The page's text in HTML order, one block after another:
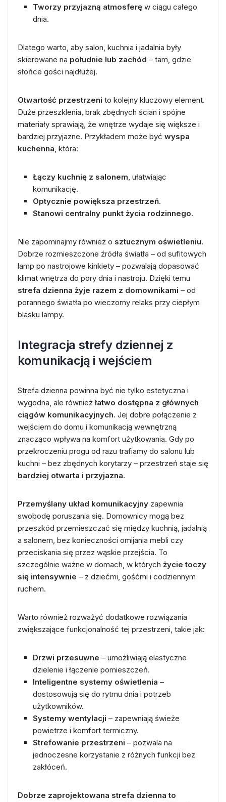
Tworzy przyjazną atmosferę w ciągu całego
dnia.
Dlatego warto, aby salon, kuchnia i jadalnia były
skierowane na południe lub zachód – tam, gdzie
słońce gości najdłużej.
Otwartość przestrzeni to kolejny kluczowy element.
Duże przeszklenia, brak zbędnych ścian i spójne
materiały sprawiają, że wnętrze wydaje się większe i
bardziej przyjazne. Przykładem może być wyspa
kuchenna, która:
Łączy kuchnię z salonem, ułatwiając
komunikację.
Optycznie powiększa przestrzeń.
Stanowi centralny punkt życia rodzinnego.
Nie zapominajmy również o sztucznym oświetleniu.
Dobrze rozmieszczone źródła światła – od sufitowych
lamp po nastrojowe kinkiety – pozwalają dopasować
klimat wnętrza do pory dnia i nastroju. Dzięki temu
strefa dzienna żyje razem z domownikami – od
porannego światła po wieczorny relaks przy ciepłym
blasku lampy.
Integracja strefy dziennej z
komunikacją i wejściem
Strefa dzienna powinna być nie tylko estetyczna i
wygodna, ale równieżłatwo dostępna z głównych
ciągów komunikacyjnych. Jej dobre połączenie z
wejściem do domu i komunikacją wewnętrzną
znacząco wpływa na komfort użytkowania. Gdy po
przekroczeniu progu od razu trafiamy do salonu lub
kuchni – bez zbędnych korytarzy – przestrzeń staje się
bardziej otwarta i przyjazna.
Przemyślany układ komunikacyjny zapewnia
swobodę poruszania się. Domownicy mogą bez
przeszkód przemieszczać się między kuchnią, jadalnią
a salonem, bez konieczności omijania mebli czy
przeciskania się przez wąskie przejścia. To
szczególnie ważne w domach, w których życie toczy
się intensywnie – z dziećmi, gośćmi i codziennym
ruchem.
Warto również rozważyć dodatkowe rozwiązania
zwiększające funkcjonalność tej przestrzeni, takie jak:
Drzwi przesuwne – umożliwiają elastyczne
dzielenie i łączenie pomieszczeń.
Inteligentne systemy oświetlenia –
dostosowują się do rytmu dnia i potrzeb
użytkowników.
Systemy wentylacji – zapewniają świeże
powietrze i komfort termiczny.
Strefowanie przestrzeni – pozwala na
jednoczesne korzystanie z różnych funkcji bez
zakłóceń.
Dobrze zaprojektowana strefa dzienna to